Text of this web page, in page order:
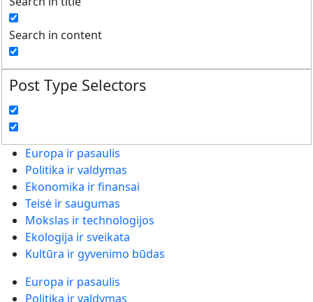
Search in content
Post Type Selectors
Europa ir pasaulis
Politika ir valdymas
Ekonomika ir finansai
Teisė ir saugumas
Mokslas ir technologijos
Ekologija ir sveikata
Kultūra ir gyvenimo būdas
Europa ir pasaulis
Politika ir valdymas